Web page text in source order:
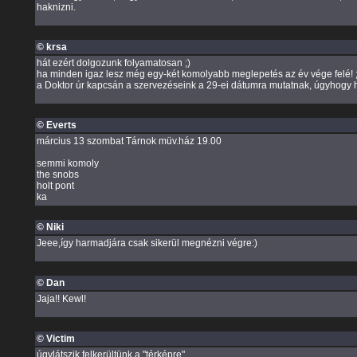
haknizni.
© krsa
hát ezért dolgozunk folyamatosan ;)
ha minden igaz lesz még egy-két komolyabb meglepetés az év vége felé!
a Doktor úr kapcsán a szervezéseink a 29-ei dátumra mutatnak,
© Everts
március 13 szombat Tárnok müv.ház 19.00
semmi komoly
the snobs
holt pont
ka
© Niki
Jeee,így harmadjára csak sikerül megnézni végre:)
© Dan
Jaja!! Kewl!
© Victim
úgylátszik felkerültünk a "térképre"